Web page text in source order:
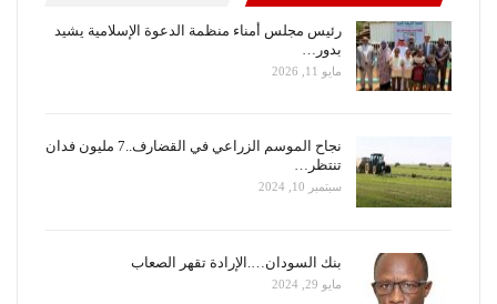
رئيس مجلس أمناء منظمة الدعوة الإسلامية يشيد
بدور…
مايو 11, 2026
نجاح الموسم الزراعي في القضارف..7 مليون فدان
تنتظر…
سبتمبر 10, 2024
بنك السودان….الإرادة تقهر الصعاب
مايو 29, 2024